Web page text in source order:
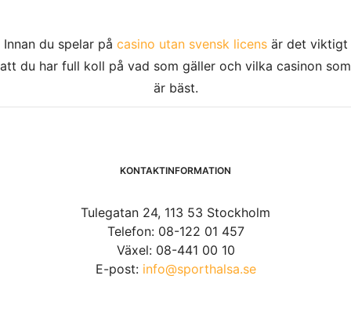
Innan du spelar på casino utan svensk licensär det viktigt
att du har full koll på vad som gäller och vilka casinon som
är bäst.
KONTAKTINFORMATION
Tulegatan 24, 113 53 Stockholm
Telefon: 08-122 01 457
Växel: 08-441 00 10
E-post: info@sporthalsa.se